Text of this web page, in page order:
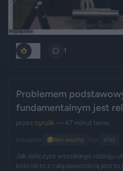
1
Problemem
fundamentalnym jest
przez cyrulik— 47 minut temu
Kategoria: 😏Bez wiochy Tagi: #fail
Jak doliczysz wszelkiego rodzaju
kościół to z całą pewnością jest to